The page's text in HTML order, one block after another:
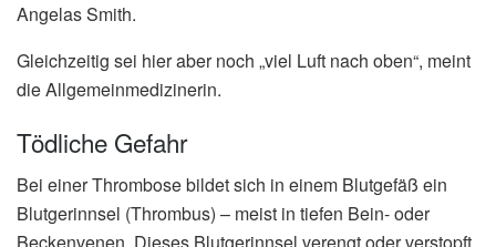
Angelas Smith.
Gleichzeitig sei hier aber noch „viel Luft nach oben“, meint
die Allgemeinmedizinerin.
Tödliche Gefahr
Bei einer Thrombose bildet sich in einem Blutgefäß ein
Blutgerinnsel (Thrombus) – meist in tiefen Bein- oder